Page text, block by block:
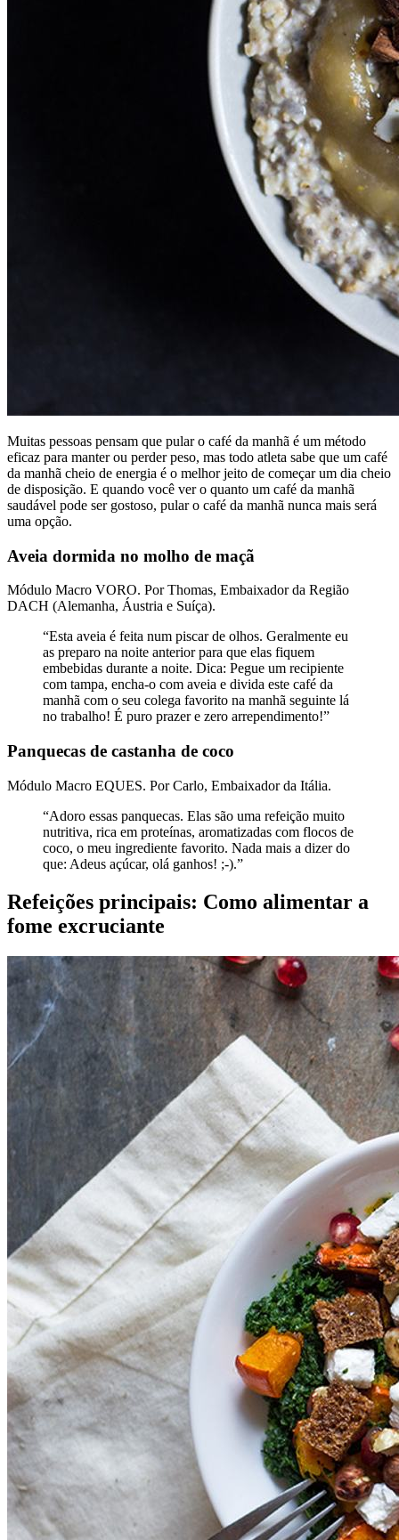
Muitas pessoas pensam que pular o café da manhã é um método
eficaz para manter ou perder peso, mas todo atleta sabe que um café
da manhã cheio de energia é o melhor jeito de começar um dia cheio
de disposição. E quando você ver o quanto um café da manhã
saudável pode ser gostoso, pular o café da manhã nunca mais será
uma opção.
Aveia dormida no molho de maçã
Módulo Macro VORO. Por Thomas, Embaixador da Região
DACH (Alemanha, Áustria e Suíça).
“Esta aveia é feita num piscar de olhos. Geralmente eu
as preparo na noite anterior para que elas fiquem
embebidas durante a noite. Dica: Pegue um recipiente
com tampa, encha-o com aveia e divida este café da
manhã com o seu colega favorito na manhã seguinte lá
no trabalho! É puro prazer e zero arrependimento!”
Panquecas de castanha de coco
Módulo Macro EQUES. Por Carlo, Embaixador da Itália.
“Adoro essas panquecas. Elas são uma refeição muito
nutritiva, rica em proteínas, aromatizadas com flocos de
coco, o meu ingrediente favorito. Nada mais a dizer do
que: Adeus açúcar, olá ganhos! ;-).”
Refeições principais: Como alimentar a
fome excruciante